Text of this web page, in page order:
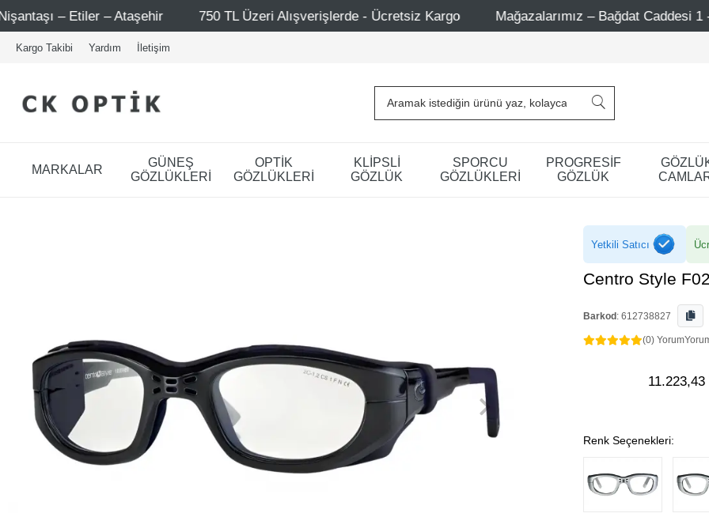
– Ataşehir 750 TL Üzeri Alışverişlerde - Ücretsiz Kargo Mağazalarımız – Bağdat Caddesi 1 - Bağdat
Kargo Takibi Yardım İletişim
MARKALAR
GÜNEŞ
GÖZLÜKLERİ
OPTİK
GÖZLÜKLERİ
KLİPSLİ
GÖZLÜK
SPORCU
GÖZLÜKLERİ
PROGRESİF
GÖZLÜK
Yetkili Satıcı
Centro Style
Barkod : 612738827
(0) Yorum
11.223,43
Renk Seçenekleri: